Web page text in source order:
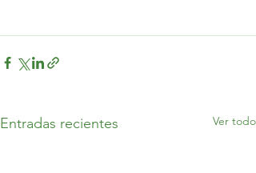
Entradas recientes Ver todo